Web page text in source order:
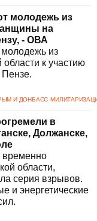
молодежь из
на
- ОВА
из
к участию
И ДОНБАСС
в
Должанске,
временно
области,
серия взрывов.
и энергетические